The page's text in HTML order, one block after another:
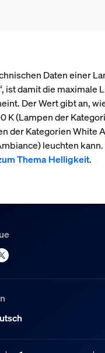
Daten einer
ist damit die maximale
Der Wert gibt an,
K (Lampen der
der Kategorien White
leuchten kann.
Thema Helligkeit.